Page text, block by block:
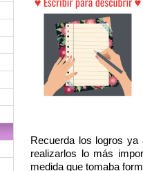
Recuerda los logros
realizarlos lo más
medida que tomaba